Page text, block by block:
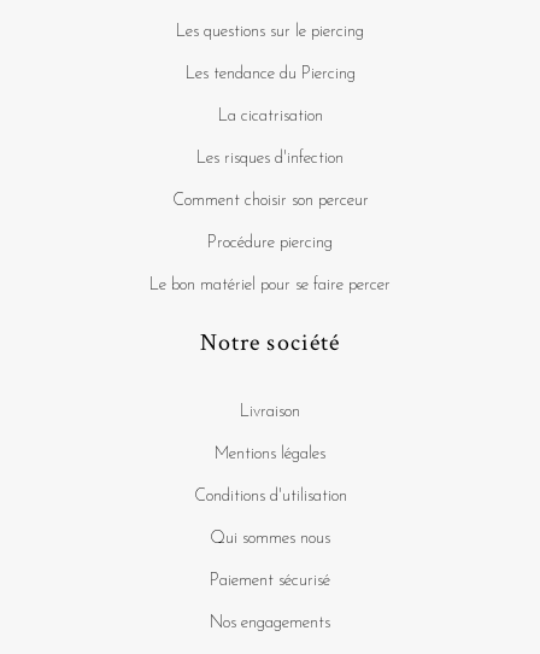
Les questions sur le piercing
Les tendance du Piercing
La cicatrisation
Les risques d'infection
Comment choisir son perceur
Procédure piercing
Le bon matériel pour se faire percer
Notre société
Livraison
Mentions légales
Conditions d'utilisation
Qui sommes nous
Paiement sécurisé
Nos engagements